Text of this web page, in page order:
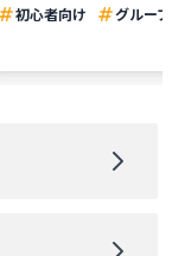
初心者向け
グループ